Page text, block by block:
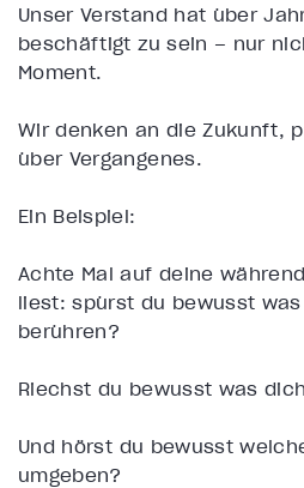
Unser Verstand hat über
beschäftigt zu sein – nur
Moment.
Wir denken an die Zukunft,
über Vergangenes.
Ein Beispiel:
Achte Mal auf deine
liest: spürst du bewusst
berühren?
Riechst du bewusst was
Und hörst du bewusst
umgeben?